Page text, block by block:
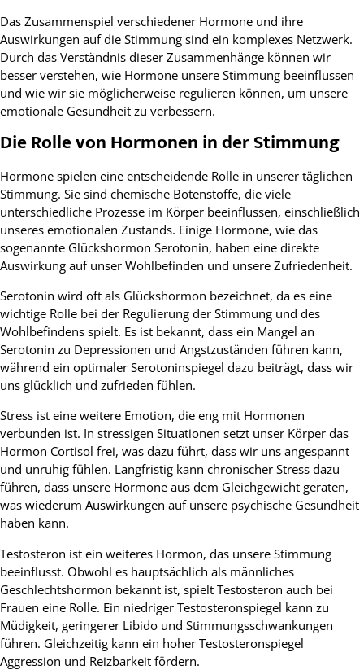
Das Zusammenspiel verschiedener Hormone und ihre
Auswirkungen auf die Stimmung sind ein komplexes Netzwerk.
Durch das Verständnis dieser Zusammenhänge können wir
besser verstehen, wie Hormone unsere Stimmung beeinflussen
und wie wir sie möglicherweise regulieren können, um unsere
emotionale Gesundheit zu verbessern.
Die Rolle von Hormonen in der Stimmung
Hormone spielen eine entscheidende Rolle in unserer täglichen
Stimmung. Sie sind chemische Botenstoffe, die viele
unterschiedliche Prozesse im Körper beeinflussen, einschließlich
unseres emotionalen Zustands. Einige Hormone, wie das
sogenannte Glückshormon Serotonin, haben eine direkte
Auswirkung auf unser Wohlbefinden und unsere Zufriedenheit.
Serotonin wird oft als Glückshormon bezeichnet, da es eine
wichtige Rolle bei der Regulierung der Stimmung und des
Wohlbefindens spielt. Es ist bekannt, dass ein Mangel an
Serotonin zu Depressionen und Angstzuständen führen kann,
während ein optimaler Serotoninspiegel dazu beiträgt, dass wir
uns glücklich und zufrieden fühlen.
Stress ist eine weitere Emotion, die eng mit Hormonen
verbunden ist. In stressigen Situationen setzt unser Körper das
Hormon Cortisol frei, was dazu führt, dass wir uns angespannt
und unruhig fühlen. Langfristig kann chronischer Stress dazu
führen, dass unsere Hormone aus dem Gleichgewicht geraten,
was wiederum Auswirkungen auf unsere psychische Gesundheit
haben kann.
Testosteron ist ein weiteres Hormon, das unsere Stimmung
beeinflusst. Obwohl es hauptsächlich als männliches
Geschlechtshormon bekannt ist, spielt Testosteron auch bei
Frauen eine Rolle. Ein niedriger Testosteronspiegel kann zu
Müdigkeit, geringerer Libido und Stimmungsschwankungen
führen. Gleichzeitig kann ein hoher Testosteronspiegel
Aggression und Reizbarkeit fördern.